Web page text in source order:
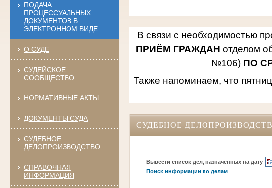
ПОДАЧА
ПРОЦЕССУАЛЬНЫХ
ДОКУМЕНТОВ В
ЭЛЕКТРОННОМ ВИДЕ
О СУДЕ
СУДЕЙСКОЕ
СООБЩЕСТВО
НОРМАТИВНЫЕ АКТЫ
ДОКУМЕНТЫ СУДА
СУДЕБНОЕ
ДЕЛОПРОИЗВОДСТВО
СПРАВОЧНАЯ
ИНФОРМАЦИЯ
В связи с необходимостью
ПРИЁМ ГРАЖДАН отделом
№106) ПО
Также напоминаем, что
СУДЕБНОЕ
Вывести список дел, назначенных на дату
Поиск информации по делам